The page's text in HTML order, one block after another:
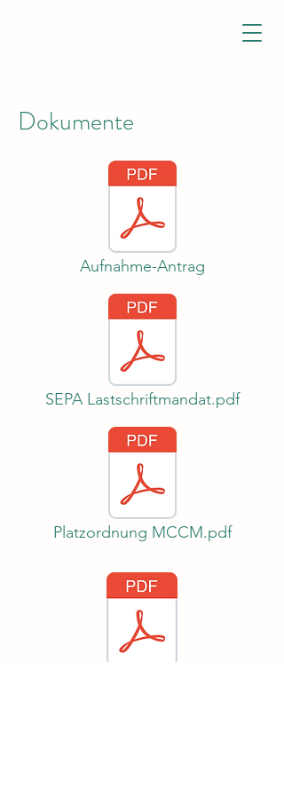
Dokumente
Aufnahme-Antrag
SEPA Lastschriftmandat.pdf
Platzordnung MCCM.pdf